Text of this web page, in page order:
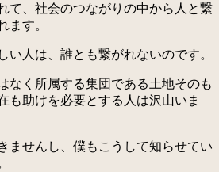
て、社会のつながりの中から人と繋
ます。
人は、誰とも繋がれないのです。
なく所属する集団である土地そのも
も助けを必要とする人は沢山いま
ませんし、僕もこうして知らせてい